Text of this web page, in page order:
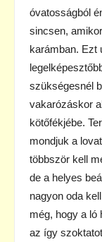
óvatosságból
sincsen,
karámban. Ezt
szükségesnél
vakarózáskor
kötőfékjébe.
mondjuk a
többször kell
de a helyes
nagyon oda
még, hogy a
az így